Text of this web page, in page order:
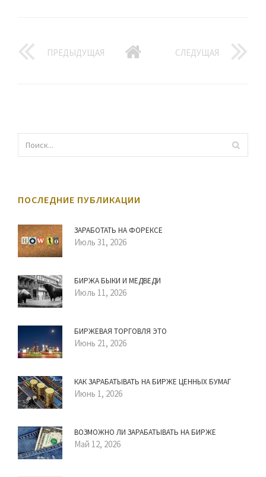
ПРЕДЫДУЩАЯ СЛЕДУЩАЯ
ПОСЛЕДНИЕ ПУБЛИКАЦИИ
ЗАРАБОТАТЬ НА ФОРЕКСЕ
Июль 31, 2026
БИРЖА БЫКИ И МЕДВЕДИ
Июль 11, 2026
БИРЖЕВАЯ ТОРГОВЛЯ ЭТО
Июнь 21, 2026
КАК ЗАРАБАТЫВАТЬ НА БИРЖЕ ЦЕННЫХ БУМАГ
Июнь 1, 2026
ВОЗМОЖНО ЛИ ЗАРАБАТЫВАТЬ НА БИРЖЕ
Май 12, 2026